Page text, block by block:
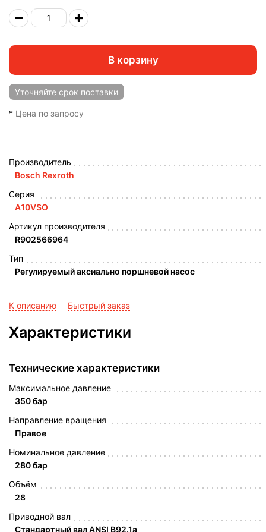
В корзину
Уточняйте срок поставки
* Цена по запросу
Производитель
Bosch Rexroth
Серия
A10VSO
Артикул производителя
R902566964
Тип
Регулируемый аксиально поршневой насос
К описанию Быстрый заказ
Характеристики
Технические характеристики
Максимальное давление
350 бар
Направление вращения
Правое
Номинальное давление
280 бар
Объём
28
Приводной вал
Стандартный вал ANSI B92.1a